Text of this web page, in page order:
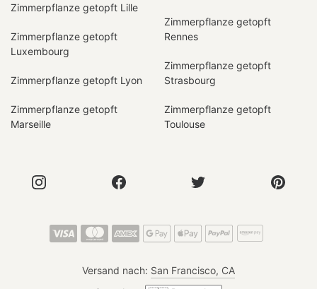
Zimmerpflanze getopft Lille
Zimmerpflanze getopft
Luxembourg
Zimmerpflanze getopft Lyon
Zimmerpflanze getopft
Marseille
Zimmerpflanze getopft
Rennes
Zimmerpflanze getopft
Strasbourg
Zimmerpflanze getopft
Toulouse
Versand nach: San Francisco, CA